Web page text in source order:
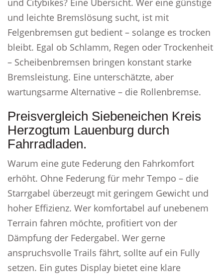
und Citybikes? Eine Übersicht. Wer eine günstige
und leichte Bremslösung sucht, ist mit
Felgenbremsen gut bedient – solange es trocken
bleibt. Egal ob Schlamm, Regen oder Trockenheit
– Scheibenbremsen bringen konstant starke
Bremsleistung. Eine unterschätzte, aber
wartungsarme Alternative – die Rollenbremse.
Preisvergleich Siebeneichen Kreis
Herzogtum Lauenburg durch
Fahrradladen.
Warum eine gute Federung den Fahrkomfort
erhöht. Ohne Federung für mehr Tempo – die
Starrgabel überzeugt mit geringem Gewicht und
hoher Effizienz. Wer komfortabel auf unebenem
Terrain fahren möchte, profitiert von der
Dämpfung der Federgabel. Wer gerne
anspruchsvolle Trails fährt, sollte auf ein Fully
setzen. Ein gutes Display bietet eine klare